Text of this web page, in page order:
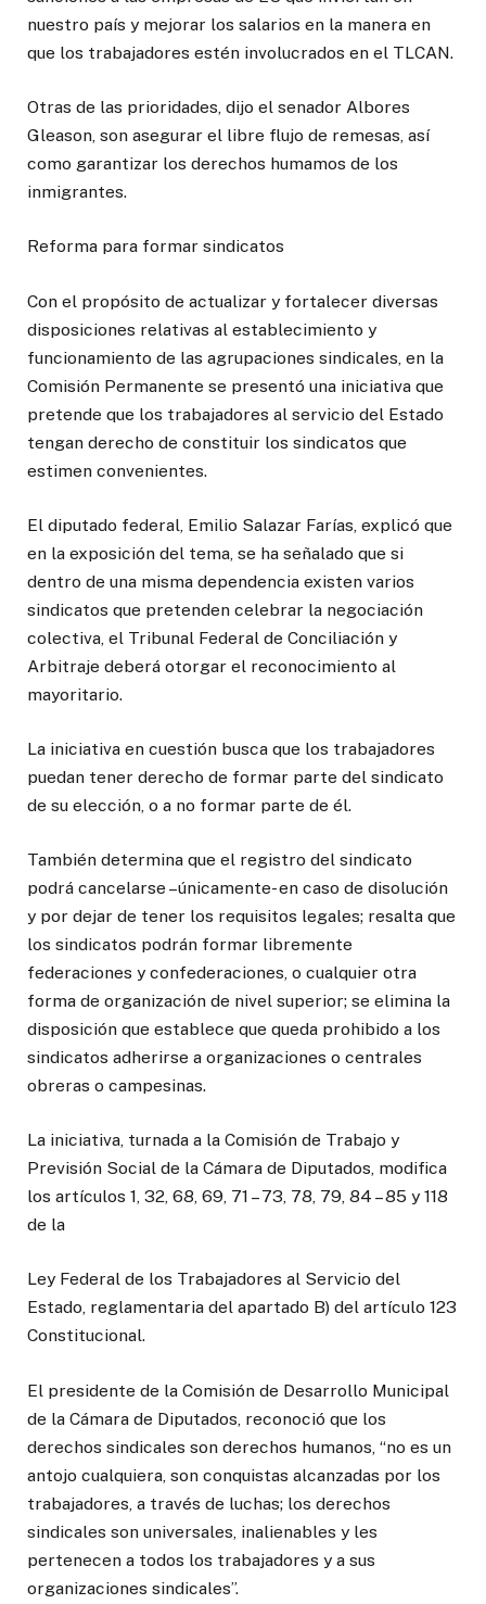
nuestro país y mejorar los salarios en la manera en
que los trabajadores estén involucrados en el TLCAN.
Otras de las prioridades, dijo el senador Albores
Gleason, son asegurar el libre flujo de remesas, así
como garantizar los derechos humamos de los
inmigrantes.
Reforma para formar sindicatos
Con el propósito de actualizar y fortalecer diversas
disposiciones relativas al establecimiento y
funcionamiento de las agrupaciones sindicales, en la
Comisión Permanente se presentó una iniciativa que
pretende que los trabajadores al servicio del Estado
tengan derecho de constituir los sindicatos que
estimen convenientes.
El diputado federal, Emilio Salazar Farías, explicó que
en la exposición del tema, se ha señalado que si
dentro de una misma dependencia existen varios
sindicatos que pretenden celebrar la negociación
colectiva, el Tribunal Federal de Conciliación y
Arbitraje deberá otorgar el reconocimiento al
mayoritario.
La iniciativa en cuestión busca que los trabajadores
puedan tener derecho de formar parte del sindicato
de su elección, o a no formar parte de él.
También determina que el registro del sindicato
podrá cancelarse –únicamente- en caso de disolución
y por dejar de tener los requisitos legales; resalta que
los sindicatos podrán formar libremente
federaciones y confederaciones, o cualquier otra
forma de organización de nivel superior; se elimina la
disposición que establece que queda prohibido a los
sindicatos adherirse a organizaciones o centrales
obreras o campesinas.
La iniciativa, turnada a la Comisión de Trabajo y
Previsión Social de la Cámara de Diputados, modifica
los artículos 1, 32, 68, 69, 71 – 73, 78, 79, 84 – 85 y 118
de la
Ley Federal de los Trabajadores al Servicio del
Estado, reglamentaria del apartado B) del artículo 123
Constitucional.
El presidente de la Comisión de Desarrollo Municipal
de la Cámara de Diputados, reconoció que los
derechos sindicales son derechos humanos, “no es un
antojo cualquiera, son conquistas alcanzadas por los
trabajadores, a través de luchas; los derechos
sindicales son universales, inalienables y les
pertenecen a todos los trabajadores y a sus
organizaciones sindicales”.